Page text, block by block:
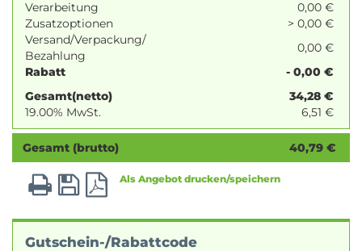
Verarbeitung
0,00 €
Zusatzoptionen
> 0,00 €
Versand/Verpackung/
Bezahlung
0,00 €
Rabatt
- 0,00 €
Gesamt(netto)
34,28 €
19.00% MwSt.
6,51 €
Gesamt (brutto) 40,79 €
Als Angebot drucken/speichern
Gutschein-/Rabattcode